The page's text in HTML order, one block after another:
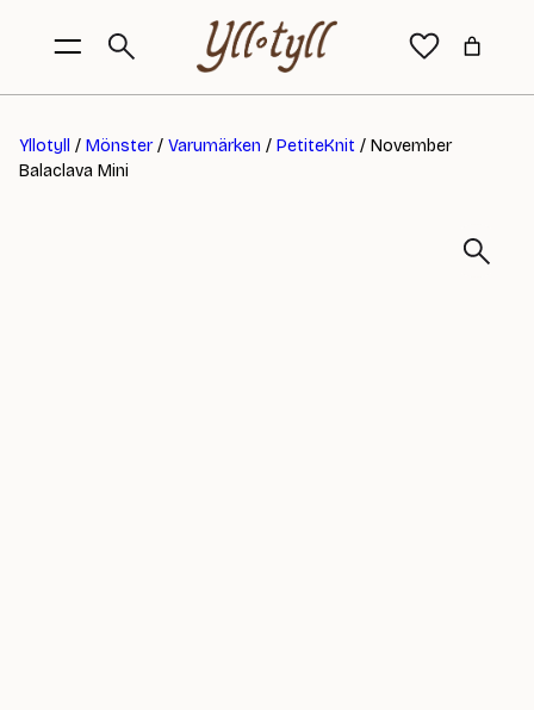
Yllotyll / Mönster/ Varumärken / PetiteKnit / November
Balaclava Mini